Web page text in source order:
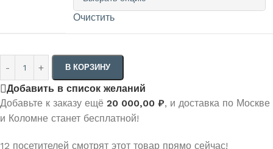
Очистить
В КОРЗИНУ
Добавить в список желаний
Добавьте к заказу ещё 20 000,00 ₽, и доставка по Москве
и Коломне станет бесплатной!
12 посетителей смотрят этот товар прямо сейчас!